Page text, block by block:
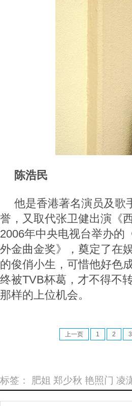
陈浩民
他是香港著名演员及歌
誉，又取代张卫健出演《
2006年中央电视台举办的
外金曲金奖》，奠定了在
的俊俏小生，可惜他好色
终被TVB杯葛，才不得不
那样的上位机会。
上一页 1 2 3
标签： 肥姐 郑少秋 艳照门 凌